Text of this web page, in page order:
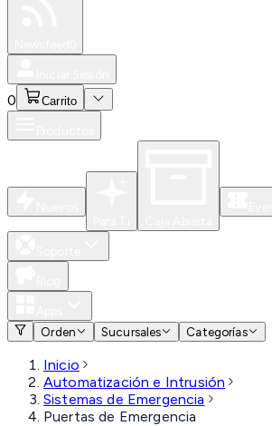
0 Carrito
Orden
Sucursales Categorías
Inicio
Automatización e Intrusión
Sistemas de Emergencia
Puertas de Emergencia